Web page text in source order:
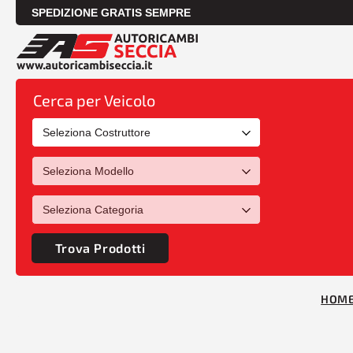
SPEDIZIONE GRATIS SEMPRE
Cerca per Veicolo
Trova Prodotti